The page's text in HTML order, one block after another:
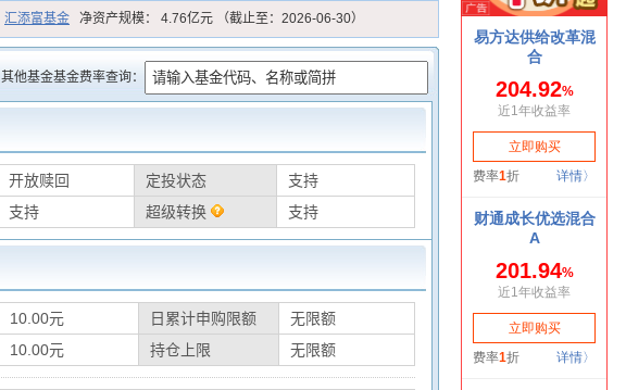
汇添富基金 净资产规模： 4.76亿元 （截止至：2026-06-30）
其他基金基金费率查询：
开放赎回 定投状态
支持
支持 超级转换 支持
10.00元 日累计申购限额
无限额
10.00元 持仓上限 无限额